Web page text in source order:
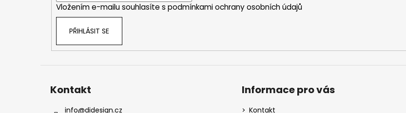
Vložením e-mailu souhlasíte s podmínkami ochrany osobních údajů
PŘIHLÁSIT SE
Kontakt
info@didesign.cz
Informace pro vás
Kontakt